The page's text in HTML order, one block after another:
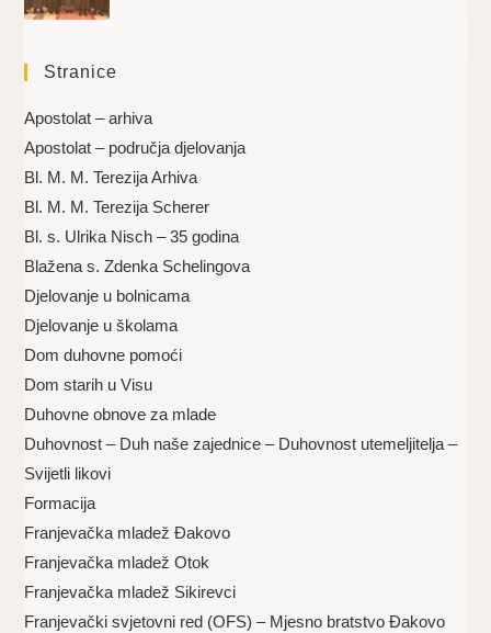
Stranice
Apostolat – arhiva
Apostolat – područja djelovanja
Bl. M. M. Terezija Arhiva
Bl. M. M. Terezija Scherer
Bl. s. Ulrika Nisch – 35 godina
Blažena s. Zdenka Schelingova
Djelovanje u bolnicama
Djelovanje u školama
Dom duhovne pomoći
Dom starih u Visu
Duhovne obnove za mlade
Duhovnost – Duh naše zajednice – Duhovnost utemeljitelja –
Svijetli likovi
Formacija
Franjevačka mladež Đakovo
Franjevačka mladež Otok
Franjevačka mladež Sikirevci
Franjevački svjetovni red (OFS) – Mjesno bratstvo Đakovo